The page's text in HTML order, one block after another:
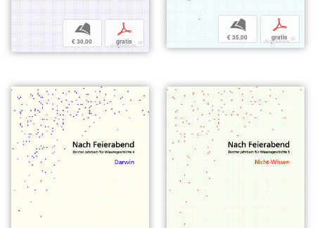
b
€ 30,00
p
gratis
b
€ 35,00
p
gratis